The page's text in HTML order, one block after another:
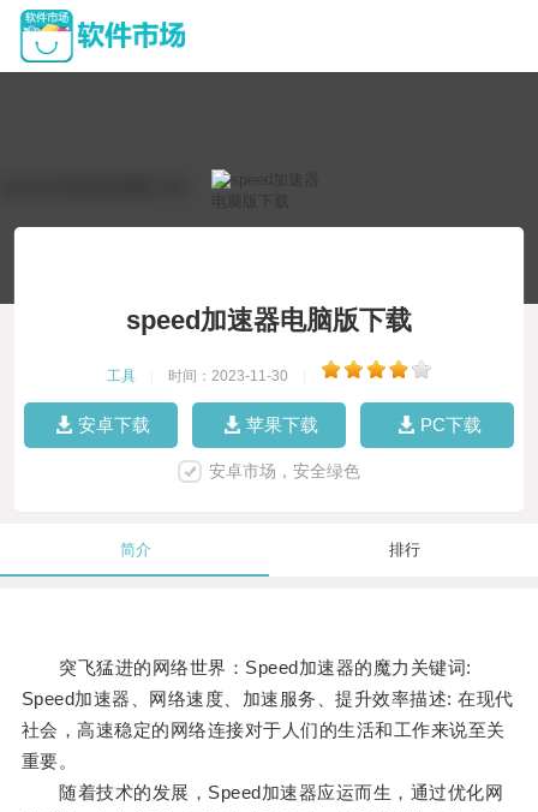
speed加速器电脑版下载
工具 时间：2023-11-30
安卓下载 苹果下载 PC下载
安卓市场，安全绿色
简介 排行
突飞猛进的网络世界：Speed加速器的魔力关键词:
Speed加速器、网络速度、加速服务、提升效率描述: 在现代
社会，高速稳定的网络连接对于人们的生活和工作来说至关
重要。
随着技术的发展，Speed加速器应运而生，通过优化网